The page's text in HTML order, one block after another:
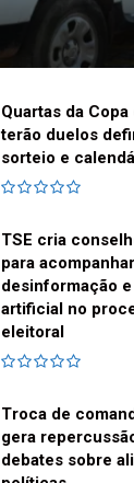
Quartas da
terão duelos
sorteio e
TSE cria
para acompanhar
desinformação
artificial no
eleitoral
Troca de
gera
debates sobre